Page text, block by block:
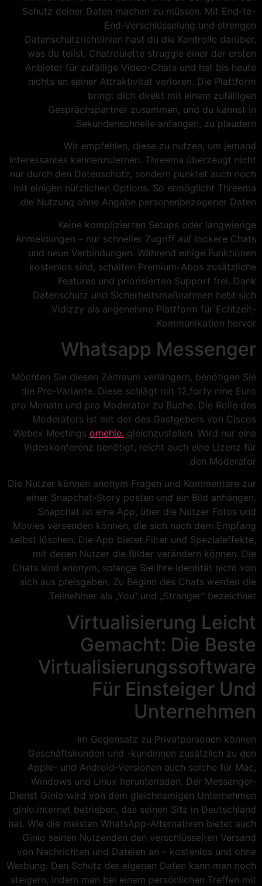
Schutz deiner Daten machen zu müssen. Mit End-to-
End-Verschlüsselung und strengen
Datenschutzrichtlinien hast du die Kontrolle darüber,
was du teilst. Chatroulette struggle einer der ersten
Anbieter für zufällige Video-Chats und hat bis heute
nichts an seiner Attraktivität verloren. Die Plattform
bringt dich direkt mit einem zufälligen
Gesprächspartner zusammen, und du kannst in
Sekundenschnelle anfangen, zu plaudern.
Wir empfehlen, diese zu nutzen, um jemand
Interessantes kennenzulernen. Threema überzeugt nicht
nur durch den Datenschutz, sondern punktet auch noch
mit einigen nützlichen Options. So ermöglicht Threema
die Nutzung ohne Angabe personenbezogener Daten.
Keine komplizierten Setups oder langwierige
Anmeldungen – nur schneller Zugriff auf lockere Chats
und neue Verbindungen. Während einige Funktionen
kostenlos sind, schalten Premium-Abos zusätzliche
Features und priorisierten Support frei. Dank
Datenschutz und Sicherheitsmaßnahmen hebt sich
Vidizzy als angenehme Plattform für Echtzeit-
Kommunikation hervor.
Whatsapp Messenger
Möchten Sie diesen Zeitraum verlängern, benötigen Sie
die Pro-Variante. Diese schlägt mit 12,forty nine Euro
pro Monate und pro Moderator zu Buche. Die Rolle des
Moderators ist mit der des Gastgebers von Ciscos
Webex Meetings omehle. gleichzustellen. Wird nur eine
Videokonferenz benötigt, reicht auch eine Lizenz für
den Moderator.
Die Nutzer können anonym Fragen und Kommentare zur
einer Snapchat-Story posten und ein Bild anhängen.
Snapchat ist eine App, über die Nutzer Fotos und
Movies versenden können, die sich nach dem Empfang
selbst löschen. Die App bietet Filter und Spezialeffekte,
mit denen Nutzer die Bilder verändern können. Die
Chats sind anonym, solange Sie Ihre Identität nicht von
sich aus preisgeben. Zu Beginn des Chats werden die
Teilnehmer als „You“ und „Stranger“ bezeichnet.
Virtualisierung Leicht
Gemacht: Die Beste
Virtualisierungssoftware
Für Einsteiger Und
Unternehmen
Im Gegensatz zu Privatpersonen können
Geschäftskunden und -kundinnen zusätzlich zu den
Apple- und Android-Versionen auch solche für Mac,
Windows und Linux herunterladen. Der Messenger-
Dienst Ginlo wird von dem gleichnamigen Unternehmen
ginlo.internet betrieben, das seinen Sitz in Deutschland
hat. Wie die meisten WhatsApp-Alternativen bietet auch
Ginlo seinen Nutzenden den verschlüsselten Versand
von Nachrichten und Dateien an – kostenlos und ohne
Werbung. Den Schutz der eigenen Daten kann man noch
steigern, indem man bei einem persönlichen Treffen mit